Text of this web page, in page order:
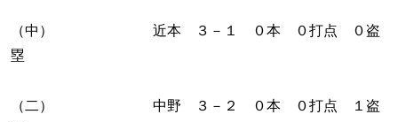
（中） 近本 ３－１ ０本 ０打点 ０盗
塁
（二） 中野 ３－２ ０本 ０打点 １盗